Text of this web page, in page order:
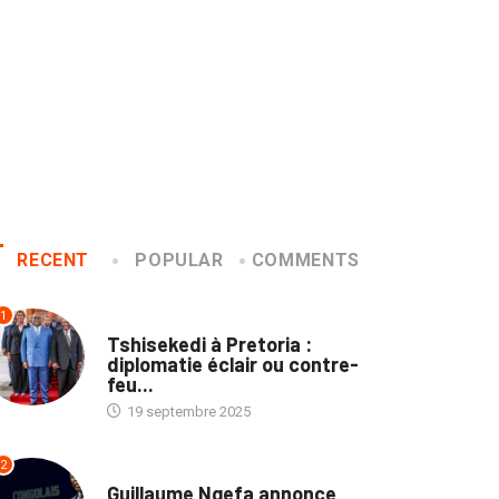
RECENT POPULAR COMMENTS
1
Tshisekedi à Pretoria :
diplomatie éclair ou contre-
feu...
19 septembre 2025
2
Guillaume Ngefa annonce